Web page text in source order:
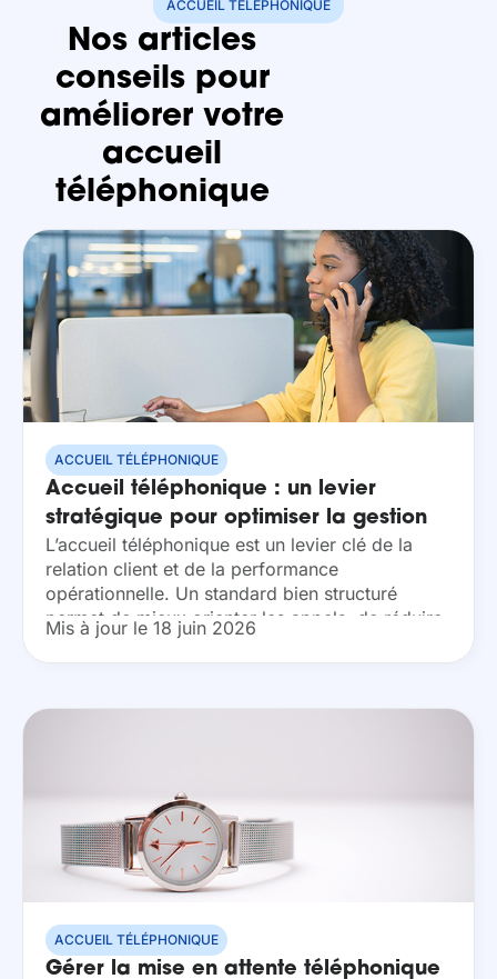
ACCUEIL TÉLÉPHONIQUE
Nos articles
conseils pour
améliorer votre
accueil
téléphonique
ACCUEIL TÉLÉPHONIQUE
Accueil téléphonique : un levier
stratégique pour optimiser la gestion
des appels entrants
L’accueil téléphonique est un levier clé de la
relation client et de la performance
opérationnelle. Un standard bien structuré
permet de mieux orienter les appels, de réduire
les délais de réponse et d’améliorer l’expérience
des appelants....
Mis à jour le 18 juin 2026
ACCUEIL TÉLÉPHONIQUE
Gérer la mise en attente téléphonique